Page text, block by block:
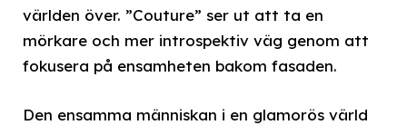
världen över. ”Couture” ser ut att ta en
mörkare och mer introspektiv väg genom att
fokusera på ensamheten bakom fasaden.
Den ensamma människan i en glamorös värld